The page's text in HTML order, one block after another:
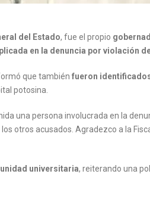
del Estado, fue el propio
en la denuncia por violación
que también fueron
potosina.
una persona involucrada en la
otros acusados. Agradezco a la
universitaria, reiterando una